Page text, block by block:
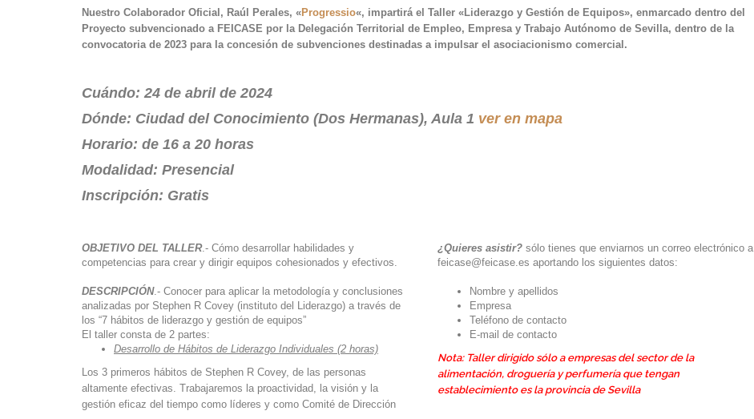
Nuestro Colaborador Oficial, Raúl Perales, «Progressio«, impartirá el Taller «Liderazgo y Gestión de Equipos», enmarcado dentro del
Proyecto subvencionado a FEICASE por la Delegación Territorial de Empleo, Empresa y Trabajo Autónomo de Sevilla, dentro de la
convocatoria de 2023 para la concesión de subvenciones destinadas a impulsar el asociacionismo comercial.
Cuándo: 24 de abril de 2024
Dónde: Ciudad del Conocimiento (Dos Hermanas), Aula 1 ver en mapa
Horario: de 16 a 20 horas
Modalidad: Presencial
Inscripción: Gratis
OBJETIVO DEL TALLER.- Cómo desarrollar habilidades y
competencias para crear y dirigir equipos cohesionados y efectivos.
DESCRIPCIÓN.- Conocer para aplicar la metodología y conclusiones
analizadas por Stephen R Covey (instituto del Liderazgo) a través de
los “7 hábitos de liderazgo y gestión de equipos”
El taller consta de 2 partes:
Desarrollo de Hábitos de Liderazgo Individuales (2 horas)
Los 3 primeros hábitos de Stephen R Covey, de las personas
altamente efectivas. Trabajaremos la proactividad, la visión y la
gestión eficaz del tiempo como líderes y como Comité de Dirección
¿Quieres asistir? sólo tienes que enviarnos un correo electrónico a
feicase@feicase.es aportando los siguientes datos:
Nombre y apellidos
Empresa
Teléfono de contacto
E-mail de contacto
Nota: Taller dirigido sólo a empresas del sector de la
alimentación, droguería y perfumería que tengan
establecimiento es la provincia de Sevilla